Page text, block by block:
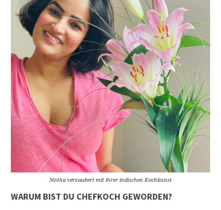
Nistha verzaubert mit ihrer indischen Kochkunst
WARUM BIST DU CHEFKOCH GEWORDEN?